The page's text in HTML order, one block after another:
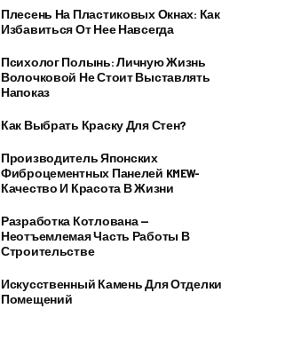
Плесень На Пластиковых Окнах: Как
Избавиться От Нее Навсегда
Психолог Полынь: Личную Жизнь
Волочковой Не Стоит Выставлять
Напоказ
Как Выбрать Краску Для Стен?
Производитель Японских
Фиброцементных Панелей KMEW-
Качество И Красота В Жизни
Разработка Котлована —
Неотъемлемая Часть Работы В
Строительстве
Искусственный Камень Для Отделки
Помещений